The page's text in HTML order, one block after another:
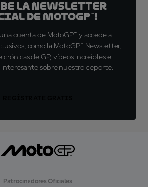
la Newsletter
de MotoGP™!
cuenta de MotoGP™ y accede a
como la MotoGP™ Newsletter,
de GP, vídeos increíbles e
interesante sobre nuestro deporte.
Patrocinadores Oficiales